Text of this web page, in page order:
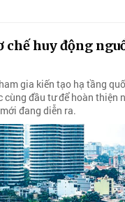
chế huy động
gia kiến tạo hạ tầng
cùng đầu tư để hoàn thiện
đang diễn ra.